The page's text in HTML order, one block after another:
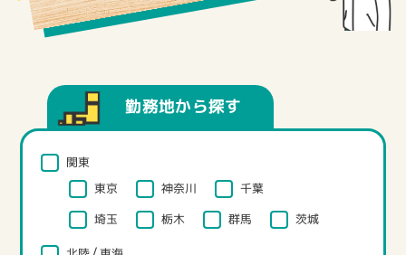
・役所への各種届出
・施主や取引業者との調整折衝
勤務地から探す
関東
東京
神奈川 千葉
埼玉 栃木 群馬 茨城